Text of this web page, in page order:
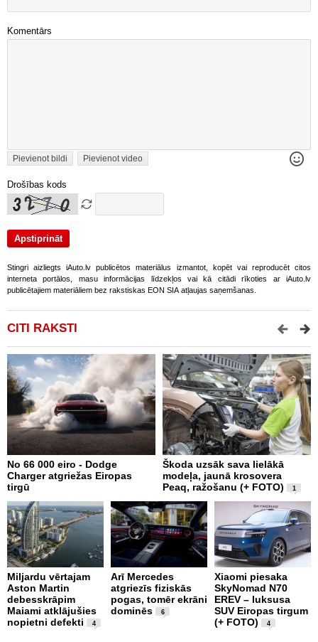
Komentārs
Pievienot bildi Pievienot video
Drošības kods
Stingri aizliegts iAuto.lv publicētos materiālus izmantot, kopēt vai reproducēt citos
interneta portālos, masu informācijas līdzekļos vai kā citādi rīkoties ar iAuto.lv
publicētajiem materiāliem bez rakstiskas EON SIA atļaujas saņemšanas.
CITI RAKSTI
No 66 000 eiro - Dodge
Charger atgriežas Eiropas
tirgū
Škoda uzsāk sava lielākā
modeļa, jaunā krosovera
Peaq, ražošanu (+ FOTO)
1
Miljardu vērtajam
Aston Martin
debesskrāpim
Maiami atklājušies
nopietni defekti
4
Arī Mercedes
atgriezīs fiziskās
pogas, tomēr ekrāni
dominēs
6
Xiaomi piesaka
SkyNomad N70
EREV – luksusa
SUV Eiropas tirgum
(+ FOTO)
4